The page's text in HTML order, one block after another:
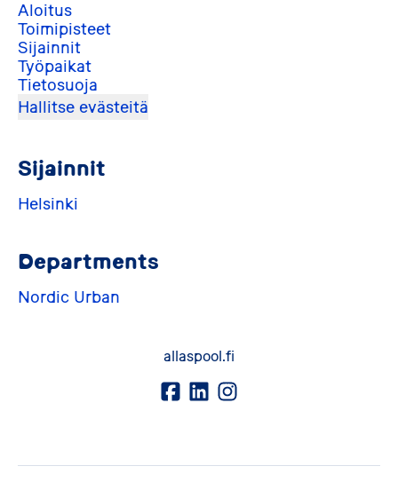
Aloitus
Toimipisteet
Sijainnit
Työpaikat
Tietosuoja
Hallitse evästeitä
Sijainnit
Helsinki
Departments
Nordic Urban
allaspool.fi